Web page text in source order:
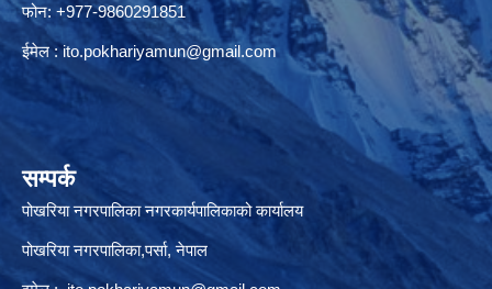
फोन: +977-9860291851
ईमेल :ito.pokhariyamun@gmail.com
सम्पर्क
पोखरिया नगरपालिका नगरकार्यपालिकाको कार्यालय
पोखरिया नगरपालिका,पर्सा, नेपाल